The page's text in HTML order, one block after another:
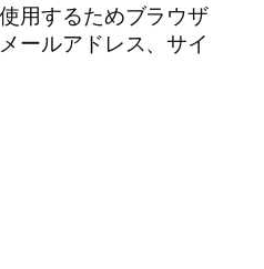
用するためブラウザ
ールアドレス、サイ